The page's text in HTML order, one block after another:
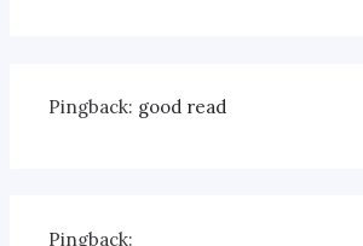
Pingback: good read
Pingback: